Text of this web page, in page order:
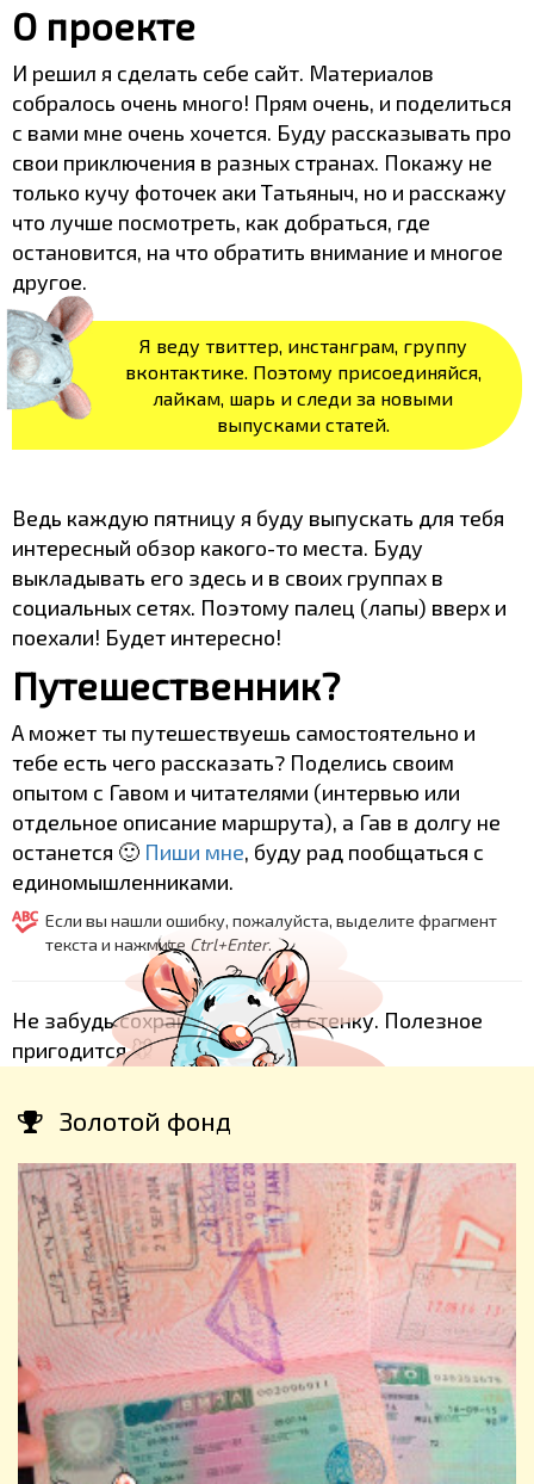
О проекте
И решил я сделать себе сайт. Материалов
собралось очень много! Прям очень, и поделиться
с вами мне очень хочется. Буду рассказывать про
свои приключения в разных странах. Покажу не
только кучу фоточек аки Татьяныч, но и расскажу
что лучше посмотреть, как добраться, где
остановится, на что обратить внимание и многое
другое.
Я веду твиттер, инстанграм, группу
вконтактике. Поэтому присоединяйся,
лайкам, шарь и следи за новыми
выпусками статей.
Ведь каждую пятницу я буду выпускать для тебя
интересный обзор какого-то места. Буду
выкладывать его здесь и в своих группах в
социальных сетях. Поэтому палец (лапы) вверх и
поехали! Будет интересно!
Путешественник?
А может ты путешествуешь самостоятельно и
тебе есть чего рассказать? Поделись своим
опытом с Гавом и читателями (интервью или
отдельное описание маршрута), а Гав в долгу не
останется 🙂 Пиши мне, буду рад пообщаться с
единомышленниками.
Если вы нашли ошибку, пожалуйста, выделите фрагмент
текста и нажмите Ctrl+Enter.
Не забудь сохранить себе на стенку. Полезное
пригодится 🐭
Золотой фонд